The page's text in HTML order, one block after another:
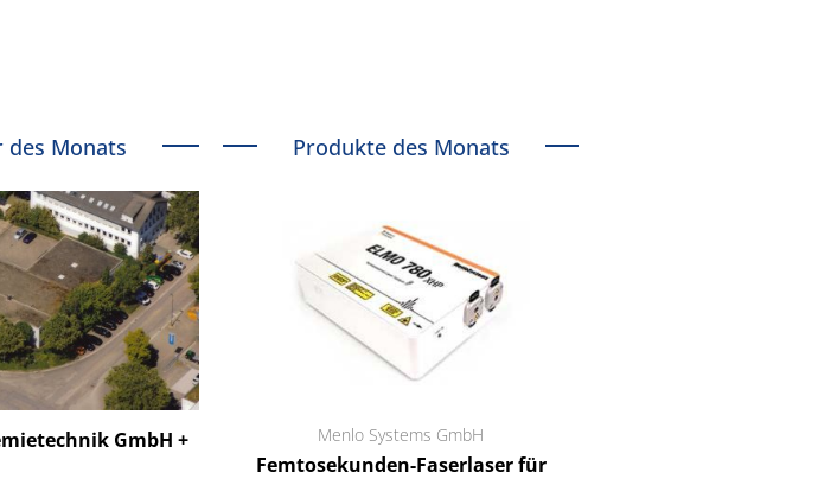
des Monats
GmbH +
Produkte des Monats
GmbH Menlo Systems GmbH
Femtosekunden-Faserlaser für